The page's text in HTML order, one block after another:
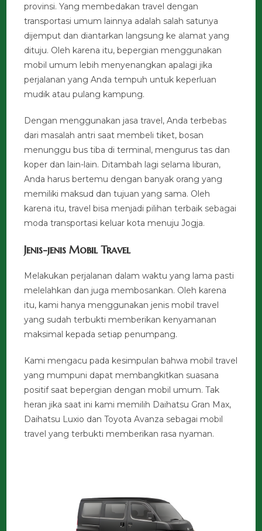
provinsi. Yang membedakan travel dengan
transportasi umum lainnya adalah salah satunya
dijemput dan diantarkan langsung ke alamat yang
dituju. Oleh karena itu, bepergian menggunakan
mobil umum lebih menyenangkan apalagi jika
perjalanan yang Anda tempuh untuk keperluan
mudik atau pulang kampung.
Dengan menggunakan jasa travel, Anda terbebas
dari masalah antri saat membeli tiket, bosan
menunggu bus tiba di terminal, mengurus tas dan
koper dan lain-lain. Ditambah lagi selama liburan,
Anda harus bertemu dengan banyak orang yang
memiliki maksud dan tujuan yang sama. Oleh
karena itu, travel bisa menjadi pilihan terbaik sebagai
moda transportasi keluar kota menuju Jogja.
Jenis-jenis Mobil Travel
Melakukan perjalanan dalam waktu yang lama pasti
melelahkan dan juga membosankan. Oleh karena
itu, kami hanya menggunakan jenis mobil travel
yang sudah terbukti memberikan kenyamanan
maksimal kepada setiap penumpang.
Kami mengacu pada kesimpulan bahwa mobil travel
yang mumpuni dapat membangkitkan suasana
positif saat bepergian dengan mobil umum. Tak
heran jika saat ini kami memilih Daihatsu Gran Max,
Daihatsu Luxio dan Toyota Avanza sebagai mobil
travel yang terbukti memberikan rasa nyaman.